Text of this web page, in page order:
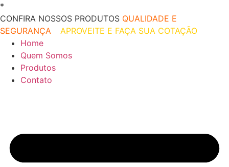
Ir
para
o
conteúdo
*
CONFIRA NOSSOS PRODUTOS QUALIDADE E
SEGURANÇA
APROVEITE E FAÇA SUA COTAÇÃO
Home
Quem Somos
Produtos
Contato